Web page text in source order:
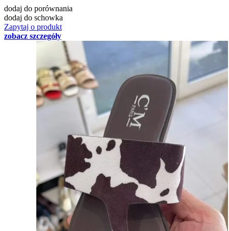
dodaj do porównania
dodaj do schowka
Zapytaj o produkt
zobacz szczegóły